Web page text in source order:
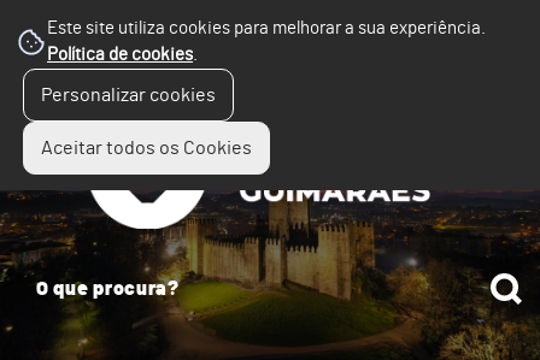
Este site utiliza cookies para melhorar a sua experiência.
Política de cookies.
Personalizar cookies
Aceitar todos os Cookies